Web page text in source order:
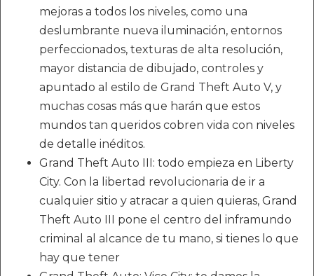
mejoras a todos los niveles, como una
deslumbrante nueva iluminación, entornos
perfeccionados, texturas de alta resolución,
mayor distancia de dibujado, controles y
apuntado al estilo de Grand Theft Auto V, y
muchas cosas más que harán que estos
mundos tan queridos cobren vida con niveles
de detalle inéditos.
Grand Theft Auto III: todo empieza en Liberty
City. Con la libertad revolucionaria de ir a
cualquier sitio y atracar a quien quieras, Grand
Theft Auto III pone el centro del inframundo
criminal al alcance de tu mano, si tienes lo que
hay que tener